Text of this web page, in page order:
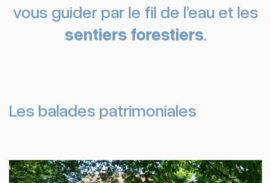
vous guider par le fil de l’eau et les
sentiers forestiers.
Les balades patrimoniales